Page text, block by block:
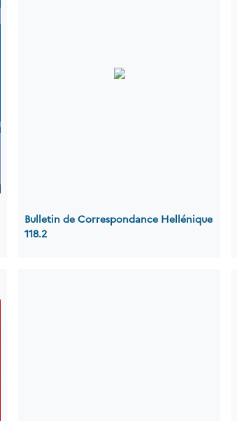
Bulletin de Correspondance Hellénique
118.2